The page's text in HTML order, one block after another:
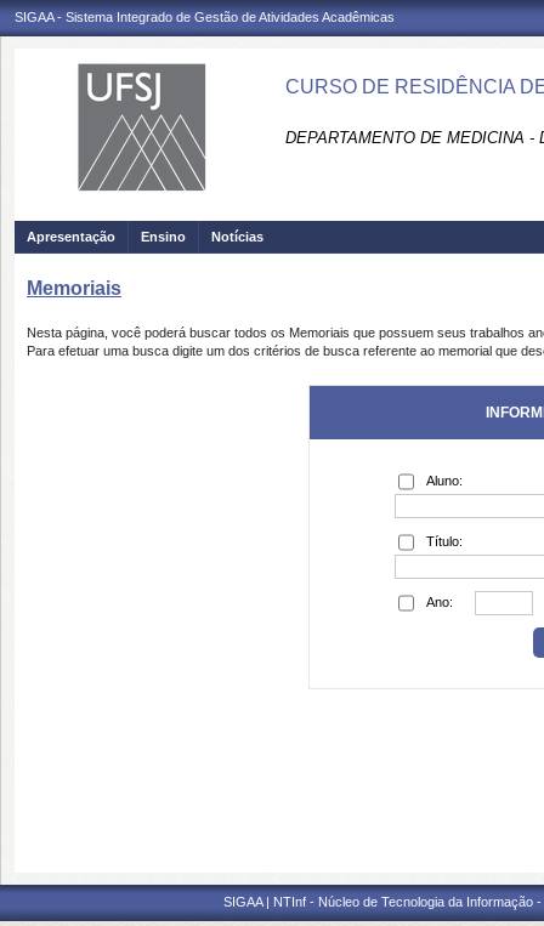
SIGAA - Sistema Integrado de Gestão de Atividades Acadêmicas
CURSO DE RESIDÊNCIA
DEPARTAMENTO DE MEDICINA -
Apresentação Ensino Notícias
Memoriais
Nesta página, você poderá buscar todos os Memoriais que possuem seus trabalhos
Para efetuar uma busca digite um dos critérios de busca referente ao memorial que
Aluno:
Título:
Ano:
SIGAA | NTInf - Núcleo de Tecnologia da